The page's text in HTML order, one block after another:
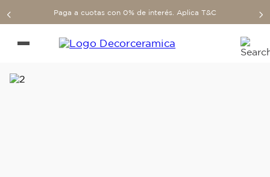
Paga a cuotas con 0% de interés. Aplica T&C